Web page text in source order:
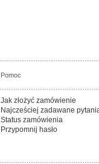
Pomoc
Jak złożyć zamówienie
Najcześciej zadawane
Status zamówienia
Przypomnij hasło